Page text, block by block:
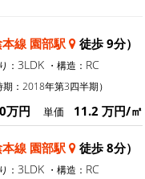
本線 園部駅 徒歩 9分）
： 3LDK ・構造： RC
期：2018年第3四半期）
万円 単価 11.2 万円/㎡
本線 園部駅 徒歩 8分）
： 3LDK ・構造： RC